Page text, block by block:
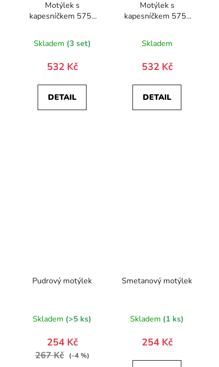
Motýlek s
kapesníčkem 575-
Skladem (3 set)
532 Kč
DETAIL
Motýlek s
kapesníčkem 575-
Skladem
532 Kč
DETAIL
Pudrový motýlek
Skladem (>5 ks)
254 Kč
267 Kč (–4 %)
Smetanový motýlek
Skladem (1 ks)
254 Kč